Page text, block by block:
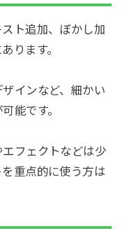
ト追加、ぼかし加
ります。
インなど、細かい
能です。
フェクトなどは少
重点的に使う方は